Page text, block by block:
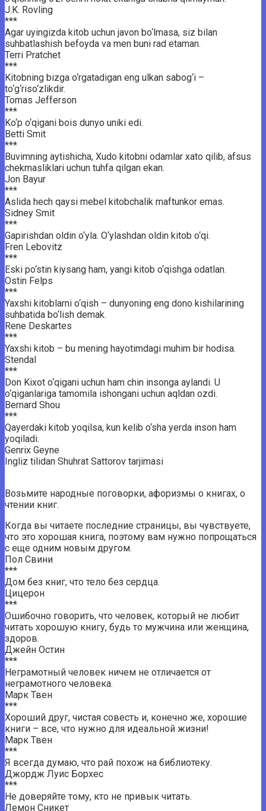
J.K. Rovling
***
Agar uyingizda kitob uchun javon bo‘lmasa, siz bilan
suhbatlashish befoyda va men buni rad etaman.
Terri Pratchet
***
Kitobning bizga o‘rgatadigan eng ulkan sabog‘i –
to‘g‘riso‘zlikdir.
Tomas Jefferson
***
Ko‘p o‘qigani bois dunyo uniki edi.
Betti Smit
***
Buvimning aytishicha, Xudo kitobni odamlar xato qilib, afsus
chekmasliklari uchun tuhfa qilgan ekan.
Jon Bayur
***
Aslida hech qaysi mebel kitobchalik maftunkor emas.
Sidney Smit
***
Gapirishdan oldin o‘yla. O‘ylashdan oldin kitob o‘qi.
Fren Lebovitz
***
Eski po‘stin kiysang ham, yangi kitob o‘qishga odatlan.
Ostin Felps
***
Yaxshi kitoblarni o‘qish – dunyoning eng dono kishilarining
suhbatida bo‘lish demak.
Rene Deskartes
***
Yaxshi kitob – bu mening hayotimdagi muhim bir hodisa.
Stendal
***
Don Kixot o‘qigani uchun ham chin insonga aylandi. U
o‘qiganlariga tamomila ishongani uchun aqldan ozdi.
Bernard Shou
***
Qayerdaki kitob yoqilsa, kun kelib o‘sha yerda inson ham
yoqiladi.
Genrix Geyne
Ingliz tilidan Shuhrat Sattorov tarjimasi
Возьмите народные поговорки, афоризмы о книгах, о
чтении книг.
Когда вы читаете последние страницы, вы чувствуете,
что это хорошая книга, поэтому вам нужно попрощаться
с еще одним новым другом.
Пол Свини
***
Дом без книг, что тело без сердца.
Цицерон
***
Ошибочно говорить, что человек, который не любит
читать хорошую книгу, будь то мужчина или женщина,
здоров.
Джейн Остин
***
Неграмотный человек ничем не отличается от
неграмотного человека.
Марк Твен
***
Хороший друг, чистая совесть и, конечно же, хорошие
книги – все, что нужно для идеальной жизни!
Марк Твен
***
Я всегда думаю, что рай похож на библиотеку.
Джордж Луис Борхес
***
Не доверяйте тому, кто не привык читать.
Лемон Сникет